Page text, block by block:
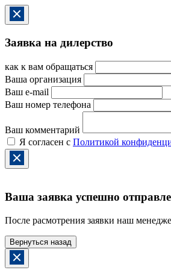
Заявка на дилерство
как к вам обращаться
Ваша организация
Ваш e-mail
Ваш номер телефона
Ваш комментарий
Я согласен с Политикой
Ваша заявка успешно
После расмотрения заявки наш
Вернуться назад